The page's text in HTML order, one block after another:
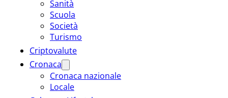
Sanità
Scuola
Società
Turismo
Criptovalute
Cronaca
Cronaca nazionale
Locale